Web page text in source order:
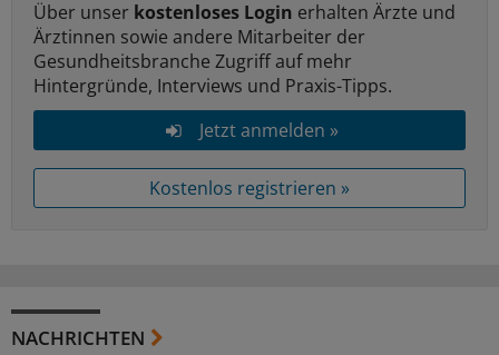
Über unser kostenloses Login erhalten Ärzte und
Ärztinnen sowie andere Mitarbeiter der
Gesundheitsbranche Zugriff auf mehr
Hintergründe, Interviews und Praxis-Tipps.
Jetzt anmelden »
Kostenlos registrieren »
NACHRICHTEN